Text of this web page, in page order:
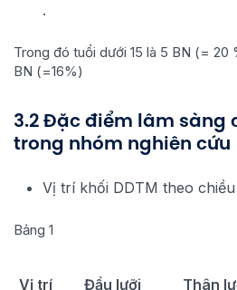
.
Trong đó tuổi dưới 15 là 5 BN (=
BN (=16%)
3.2 Đặc điểm lâm sàng
trong nhóm nghiên cứu
Vị trí khối DDTM theo
Bảng 1
Vị trí Đầu lưỡi Thân